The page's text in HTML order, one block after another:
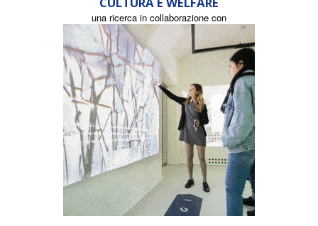
una ricerca in collaborazione con